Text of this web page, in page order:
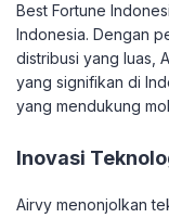
Best Fortune
Indonesia. Dengan
distribusi yang luas,
yang signifikan di
yang mendukung
Inovasi
Airvy menonjolkan